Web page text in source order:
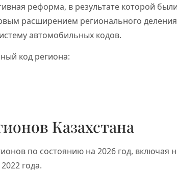
реформа, в результате которой были
расширением регионального
автомобильных кодов.
код региона:
Казахстана
по состоянию на 2026 год, включая
года.